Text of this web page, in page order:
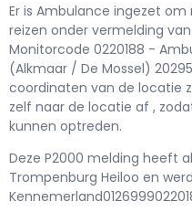
Er is Ambulance ingezet
reizen onder vermelding
Monitorcode 0220188 -
(Alkmaar / De Mossel)
coordinaten van de locatie
zelf naar de locatie af ,
kunnen optreden.
Deze P2000 melding heeft
Trompenburg Heiloo en